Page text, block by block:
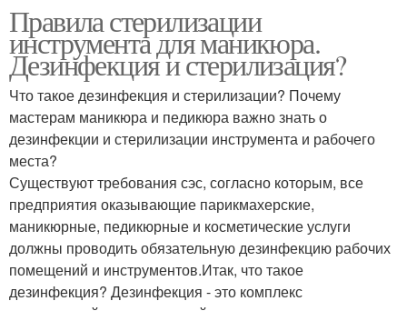
Правила стерилизации
инструмента для маникюра.
Дезинфекция и стерилизация?
Что такое дезинфекция и стерилизации? Почему
мастерам маникюра и педикюра важно знать о
дезинфекции и стерилизации инструмента и рабочего
места?
Существуют требования сэс, согласно которым, все
предприятия оказывающие парикмахерские,
маникюрные, педикюрные и косметические услуги
должны проводить обязательную дезинфекцию рабочих
помещений и инструментов.Итак, что такое
дезинфекция? Дезинфекция - это комплекс